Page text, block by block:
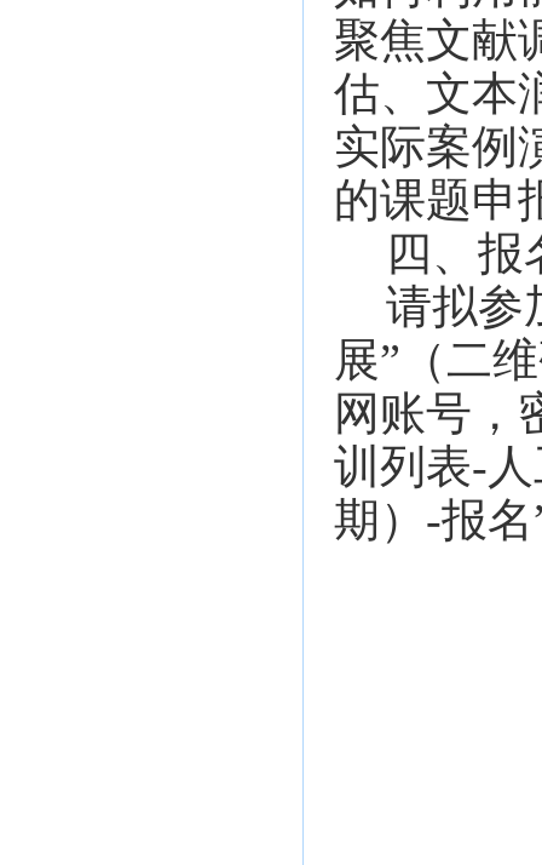
聚焦文献
估、文本
实际案例
的课题申
四、报
请拟参
展”（二
网账号，
训列表-
期）-报